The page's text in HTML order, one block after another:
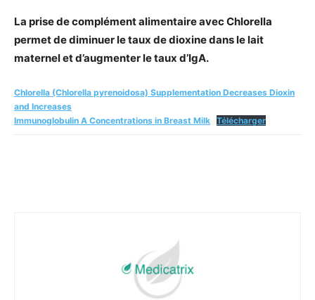
La prise de complément alimentaire avec Chlorella
permet de diminuer le taux de dioxine dans le lait
maternel et d’augmenter le taux d’IgA.
Chlorella (Chlorella pyrenoidosa) Supplementation Decreases Dioxin
and Increases
Immunoglobulin A Concentrations in Breast Milk Télécharger